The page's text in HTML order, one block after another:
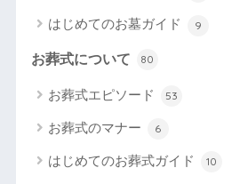
はじめてのお墓ガイド 9
お葬式について 80
お葬式エピソード 53
お葬式のマナー 6
はじめてのお葬式ガイド 10